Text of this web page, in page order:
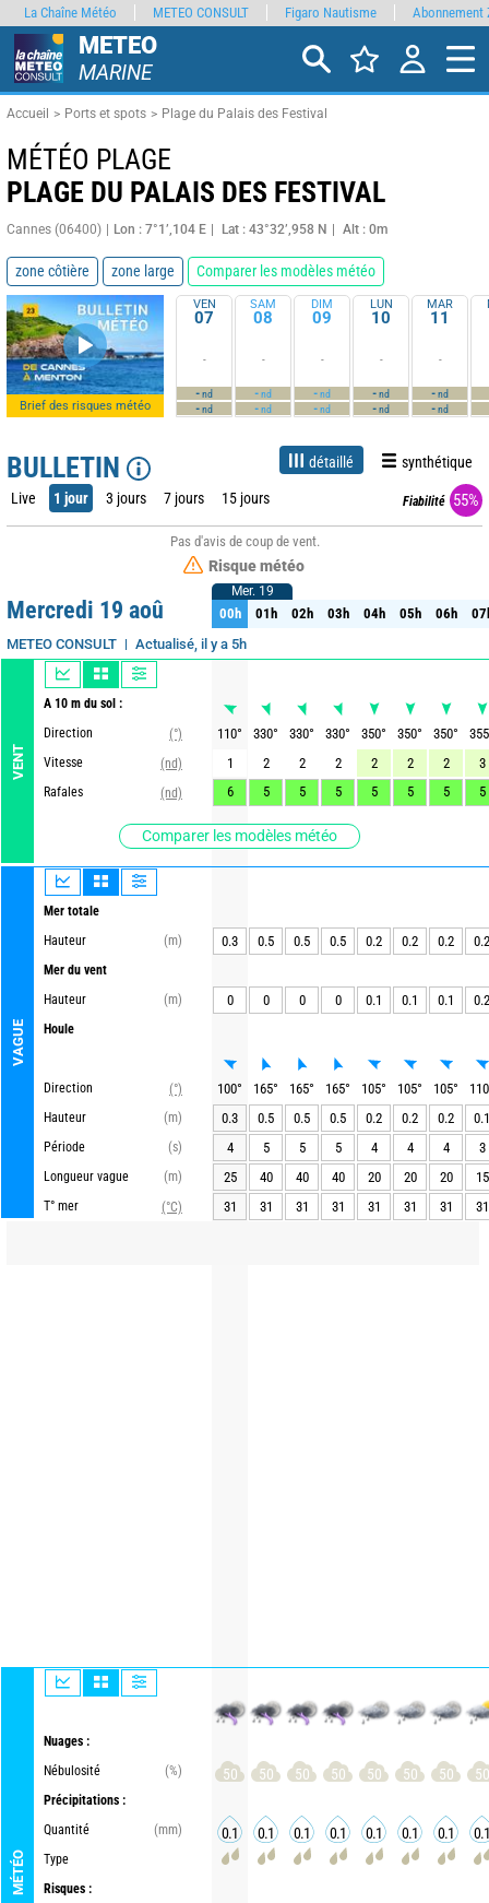
METEO
MARINE
Accueil Ports et spots Plage du Palais des Festival
MÉTÉO PLAGE
PLAGE DU PALAIS DES FESTIVAL
Cannes (06400) Lon : 7°1’,104 E Lat : 43°32’,958 N Alt : 0m
zone côtière zone large Comparer les modèles météo
Brief des risques météo
VEN
07
-
-nd
-nd
SAM
08
-
-nd
-nd
DIM
09
-
-nd
-nd
LUN
10
-
-nd
-nd
MAR
11
-
-nd
-nd
BULLETIN détaillé synthétique
Live 1 jour 3 jours 7 jours 15 jours Fiabilité 55%
Pas d'avis de coup de vent.
Risque météo
Mercredi 19 aoû
METEO CONSULT Actualisé, il y a 5h
VENT
A 10 m du sol :
Direction
(°)
Vitesse
(nd)
Rafales
(nd)
Comparer les modèles météo
VAGUE
Mer totale
Hauteur
(m)
Mer du vent
Hauteur
(m)
Houle
Direction
(°)
Hauteur
(m)
Période
(s)
Longueur vague
(m)
T° mer
(°C)
MÉTÉO
Nuages :
Nébulosité
(%)
Précipitations :
Quantité
(mm)
Type
Risques :
Mer. 19
00h 01h 02h 03h 04h 05h 06h
Mer. 19
00h 01h 02h 03h 04h 05h 06h
110° 330° 330° 330° 350° 350° 350°
355
1
2 2 2 2 2 2
3
6
5 5 5 5 5 5 5
0.3 0.5 0.5 0.5 0.2 0.2 0.2 0.2
0 0 0 0 0.1 0.1 0.1 0.2
100° 165° 165° 165° 105° 105° 105°
110
0.3
0.5 0.5 0.5 0.2 0.2 0.2
0.1
4
5 5 5 4 4 4
3
25
40 40 40 20 20 20
15
31
31 31 31 31 31 31 31
50 50 50 50 50 50 50 50
0.1 0.1 0.1 0.1 0.1 0.1 0.1
La Chaîne Météo METEO CONSULT Figaro Nautisme Abonnement